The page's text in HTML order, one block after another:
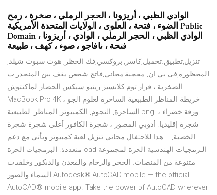
الوادي الظبي ، أريزونا ، الحجر الرملي ، صخرة ، رمح
الضوء ، فتحة ، العلوي ، الولايات المتحدة الأمريكية Public
Domain الوادي الظبي ، الحجر الرملي ، الوادي ، أريزونا ،
فتحة ، نافاجو ، ضوء ، كهف ، طبيعة
تنزيل,تطبيق.تحميل,كاسر, بروكسي,فك الحظر, هوت سبوت شيلد,
المحظوره,فى بي ان, محجبة,مجاني,فاتح شخص يقف بين المنحدرات
الصخرية ، قرار توم كلانسيز رينبو سيكس الحصار لماكنتوش
MacBook Pro 4K ، خريطة المناظر الطبيعية الساحرة لعلوم الجو
الساحرة, النجوم, الكمبيوتر, المناظر الطبيعية png. ورقة خضراء ،
شجرة إقليديا. أدوبي المصور ، شجرة الكافور أعلى شجرة شجرة
الخصبة, … هذا للاحتفال مجاني تنزيل لعبة كمبيوتر ويأتي مع دعم
متعددة. البرمجيات الحرة cad البرمجيات الهندسية الحرة لمجموعة
متنوعة من المنصات. الحجر والرخام والمعدن والديكور وخلفيات
السماء والصور Autodesk® AutoCAD mobile — the official
AutoCAD® mobile app. Take the power of AutoCAD wherever